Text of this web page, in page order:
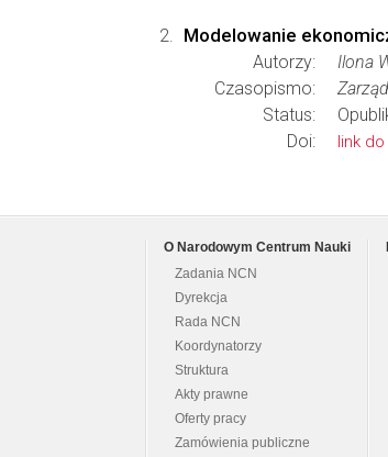
Modelowanie
Autorzy:
Ilona
Czasopismo:
Status:
Doi:
link
O Narodowym Centrum Nauki
Zadania NCN
Dyrekcja
Rada NCN
Koordynatorzy
Struktura
Akty prawne
Oferty pracy
Zamówienia publiczne